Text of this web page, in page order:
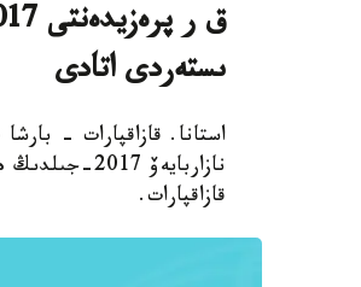
ىستەردى اتادى
استانا. قازاقپارات -
قازاقپارات.